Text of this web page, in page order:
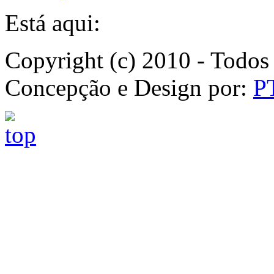
Está aqui:
Copyright (c) 2010 -
Concepção e Design por: